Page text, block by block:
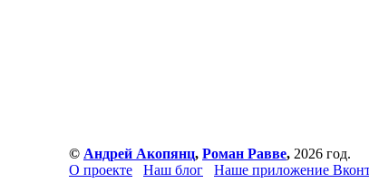
© Андрей Акопянц, Роман Равве, 2026 год.
О проекте
Наш блог Наше приложение